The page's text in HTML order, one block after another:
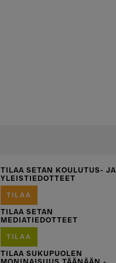
TILAA SETAN KOULUTUS- JA
YLEISTIEDOTTEET
TILAA
TILAA SETAN
MEDIATIEDOTTEET
TILAA
TILAA SUKUPUOLEN